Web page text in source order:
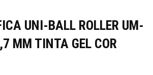
UNI-BALL ROLLER UM-
MM TINTA GEL COR